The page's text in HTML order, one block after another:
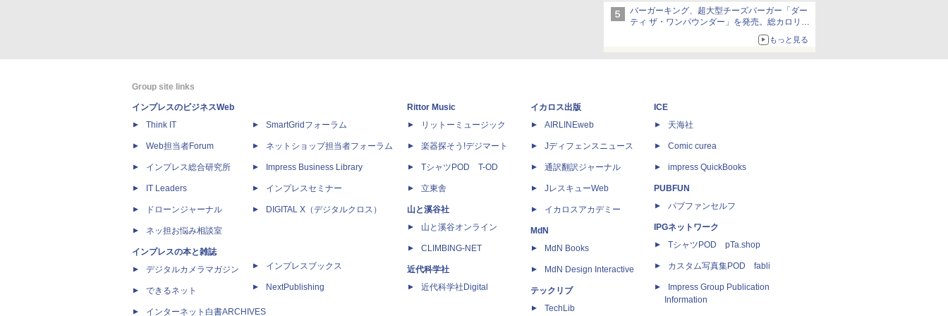
バーガーキング、超大型チーズバーガー「ダー
ティ ザ・ワンパウンダー」を発売。総カロリー
もっと見る
Group site links
インプレスのビジネスWeb
Think IT
Web担当者Forum
インプレス総合研究所
IT Leaders
ドローンジャーナル
ネッ担お悩み相談室
インプレスの本と雑誌
デジタルカメラマガジン
できるネット
インターネット白書ARCHIVES
SmartGridフォーラム
ネットショップ担当者フォーラム
Impress Business Library
インプレスセミナー
DIGITAL X（デジタルクロス）
インプレスブックス
NextPublishing
Rittor Music
リットーミュージック
楽器探そう!デジマート
TシャツPOD T-OD
立東舎
山と溪谷社
山と溪谷オンライン
CLIMBING-NET
近代科学社
近代科学社Digital
イカロス出版
AIRLINEweb
Jディフェンスニュース
通訳翻訳ジャーナル
JレスキューWeb
イカロスアカデミー
MdN
MdN Books
MdN Design Interactive
テックリブ
TechLib
ICE
天海社
Comic curea
impress QuickBooks
PUBFUN
パブファンセルフ
IPGネットワーク
TシャツPOD pTa.shop
カスタム写真集POD fabli
Impress Group Publication
Information